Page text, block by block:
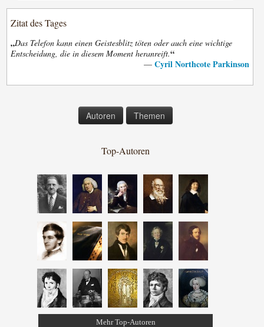
Zitat des Tages
„Das Telefon kann einen Geistesblitz töten oder auch eine wichtige
Entscheidung, die in diesem Moment heranreift.“
— Cyril Northcote Parkinson
Autoren Themen
Top-Autoren
Mehr Top-Autoren